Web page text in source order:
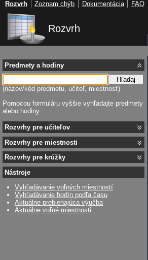
Rozvrh
Predmety a hodiny
Hľadaj
(názov/kód predmetu, učiteľ, miestnosť)
Pomocou formuláru vyššie vyhľadajte predmety
alebo hodiny
Rozvrhy pre učiteľov
Rozvrhy pre miestnosti
Rozvrhy pre krúžky
Nástroje
Vyhľadávanie voľných miestností
Vyhľadávanie hodín podľa času
Aktuálne prebiehajúca výučba
Aktuálne voľné miestnosti
Rozvrh Zoznam chýb Dokumentácia FAQ